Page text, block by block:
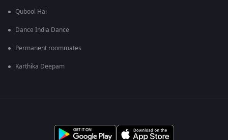
Qubool Hai
Dance India Dance
Permanent roommates
Karthika Deepam